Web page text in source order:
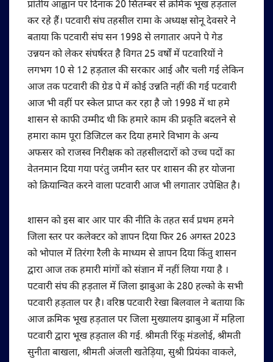
प्रांतीय आह्वान पर दिनाक 20 सितम्बर से क्रमिक भूख हड़ताल
कर रहे हैं। पटवारी संघ तहसील रामा के अध्यक्ष सोनू देवसरे ने
बताया कि पटवारी संघ सन 1998 से लगातार अपने पे गेड
उन्नयन को लेकर संघर्षरत है विगत 25 वर्षों में पटवारियों ने
लगभग 10 से 12 हड़ताल की सरकार आई और चली गई लेकिन
आज तक पटवारी की ग्रेड पे में कोई उन्नति नहीं की गई पटवारी
आज भी वहीं पर स्केल प्राप्त कर रहा है जो 1998 में था हमे
शासन से काफी उम्मीद थी कि हमारे काम की प्रकृति बदलने से
हमारा काम पूरा डिजिटल कर दिया हमारे विभाग के अन्य
अफसर को राजस्व निरीक्षक को तहसीलदारों को उच्च पदों का
वेतनमान दिया गया परंतु जमीन स्तर पर शासन की हर योजना
को क्रियान्वित करने वाला पटवारी आज भी लगातार उपेक्षित है।
शासन को इस बार आर पार की नीति के तहत सर्व प्रथम हमने
जिला स्तर पर कलेक्टर को ज्ञापन दिया फिर 26 अगस्त 2023
को भोपाल में तिरंगा रैली के माध्यम से ज्ञापन दिया किंतु शासन
द्वारा आज तक हमारी मांगों को संज्ञान में नहीं लिया गया है ।
पटवारी संघ की हड़ताल में जिला झाबुआ के 280 हल्को के सभी
पटवारी हड़ताल पर है। वरिष्ठ पटवारी रेखा बिलवाल ने बताया कि
आज क्रमिक भूख हड़ताल पर जिला मुख्यालय झाबुआ में महिला
पटवारी द्वारा भूख हड़ताल की गई. श्रीमती रिंकू मंडलोई, श्रीमती
सुनीता बाखला, श्रीमती अंजली खतेड़िया, सुश्री प्रियंका वाकले,